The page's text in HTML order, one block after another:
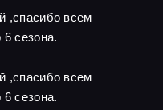
,спасибо всем
сезона.
,спасибо всем
сезона.